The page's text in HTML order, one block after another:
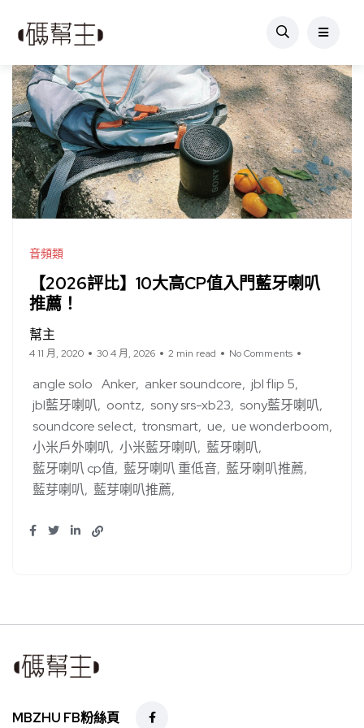
音頻類
【2026評比】10大高CP值入門藍牙喇叭
推薦！
幫主
4 11 月, 2020 30 4 月, 2026 2 min read No Comments
angle solo Anker anker soundcore jbl flip 5
jbl藍牙喇叭
oontz sony srs-xb23 sony藍牙喇叭
soundcore select tronsmart ue ue wonderboom
小米戶外喇叭 小米藍牙喇叭
藍牙喇叭
藍牙喇叭 cp值
藍牙喇叭 重低音
藍牙喇叭推薦
藍芽喇叭
藍芽喇叭推薦
MBZHU FB粉絲頁